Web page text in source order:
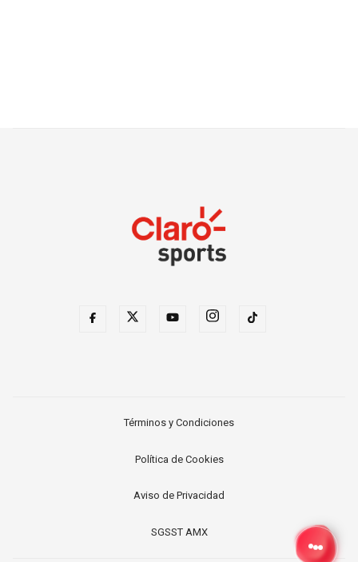
Términos y Condiciones
Política de Cookies
Aviso de Privacidad
SGSST AMX